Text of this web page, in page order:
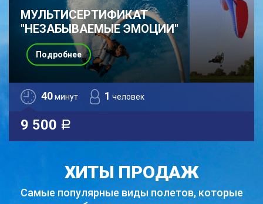
МУЛЬТИСЕРТИФИКАТ
"НЕЗАБЫВАЕМЫЕ ЭМОЦИИ"
40минут 1 человек
9 500 a
Подробнее
ХИТЫ ПРОДАЖ
Самые популярные виды полетов, которые